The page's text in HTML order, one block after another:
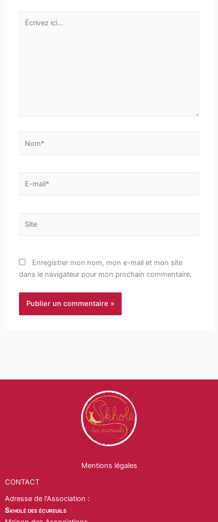
Écrivez
ici…
mail*
Enregistrer mon nom, mon e-mail et mon site
dans le navigateur pour mon prochain commentaire.
Mentions légales
CONTACT
Adresse de l'Association :
Skholè des écureuils